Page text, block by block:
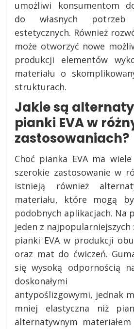
umożliwi konsumentom
do własnych
estetycznych. Również
może otworzyć nowe
produkcji elementów
materiału o
strukturach.
Jakie są
pianki EVA w
zastosowaniach?
Choć pianka EVA ma
szerokie zastosowanie w
istnieją również
materiału, które mogą
podobnych aplikacjach. Na
jeden z
pianki EVA w produkcji
oraz mat do ćwiczeń.
się wysoką odpornością
doskonałymi
antypoślizgowymi, jednak
mniej elastyczna niż
alternatywnym